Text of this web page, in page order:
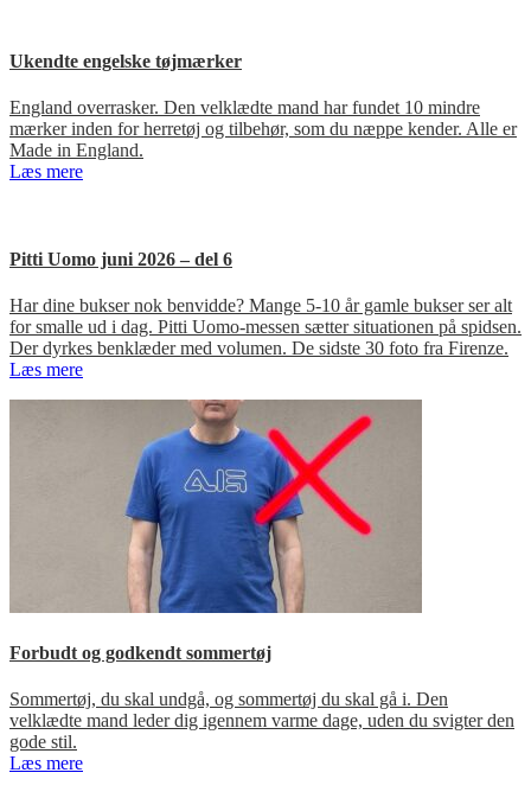
Ukendte engelske tøjmærker
England overrasker. Den velklædte mand har fundet 10 mindre
mærker inden for herretøj og tilbehør, som du næppe kender. Alle er
Made in England.
Læs mere
Pitti Uomo juni 2026 – del 6
Har dine bukser nok benvidde? Mange 5-10 år gamle bukser ser alt
for smalle ud i dag. Pitti Uomo-messen sætter situationen på spidsen.
Der dyrkes benklæder med volumen. De sidste 30 foto fra Firenze.
Læs mere
Forbudt og godkendt sommertøj
Sommertøj, du skal undgå, og sommertøj du skal gå i. Den
velklædte mand leder dig igennem varme dage, uden du svigter den
gode stil.
Læs mere